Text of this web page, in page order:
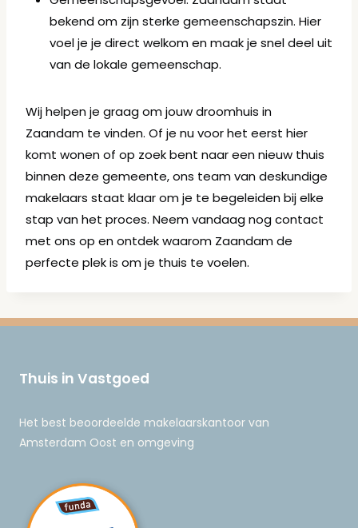
bekend om zijn sterke gemeenschapszin. Hier
voel je je direct welkom en maak je snel deel uit
van de lokale gemeenschap.
Wij helpen je graag om jouw droomhuis in
Zaandam te vinden. Of je nu voor het eerst hier
komt wonen of op zoek bent naar een nieuw thuis
binnen deze gemeente, ons team van deskundige
makelaars staat klaar om je te begeleiden bij elke
stap van het proces. Neem vandaag nog contact
met ons op en ontdek waarom Zaandam de
perfecte plek is om je thuis te voelen.
Thuis in Vastgoed
Het best beoordeelde makelaarskantoor van
Amsterdam Oost en omgeving